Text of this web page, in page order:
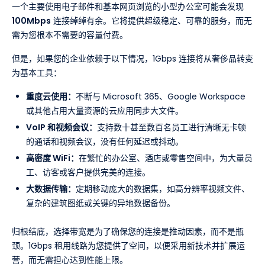
一个主要使用电子邮件和基本网页浏览的小型办公室可能会发现
100Mbps 连接绰绰有余。它将提供超级稳定、可靠的服务，而无
需为您根本不需要的容量付费。
但是，如果您的企业依赖于以下情况，1Gbps 连接将从奢侈品转变
为基本工具：
重度云使用： 不断与 Microsoft 365、Google Workspace
或其他占用大量资源的云应用同步大文件。
VoIP 和视频会议： 支持数十甚至数百名员工进行清晰无卡顿
的通话和视频会议，没有任何延迟或抖动。
高密度 WiFi： 在繁忙的办公室、酒店或零售空间中，为大量员
工、访客或客户提供完美的连接。
大数据传输： 定期移动庞大的数据集，如高分辨率视频文件、
复杂的建筑图纸或关键的异地数据备份。
归根结底，选择带宽是为了确保您的连接是推动因素，而不是瓶
颈。1Gbps 租用线路为您提供了空间，以便采用新技术并扩展运
营，而无需担心达到性能上限。